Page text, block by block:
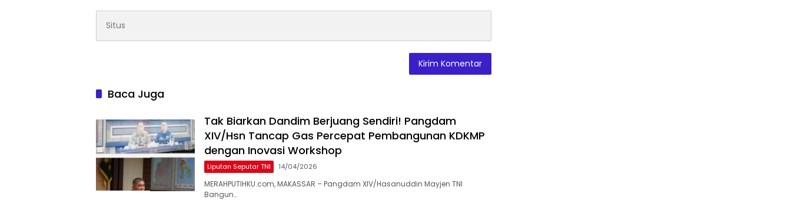
Baca Juga
Tak Biarkan Dandim Berjuang Sendiri! Pangdam
XIV/Hsn Tancap Gas Percepat Pembangunan KDKMP
dengan Inovasi Workshop
Liputan Seputar TNI 14/04/2026
MERAHPUTIHKU.com, MAKASSAR – Pangdam XIV/Hasanuddin Mayjen TNI
Bangun…